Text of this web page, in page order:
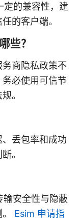
定的兼容性，建
的客户端。
些？
商隐私政策不
必使用可信节
。
丢包率和成功
。
输安全性与隐蔽
Esim 申请指